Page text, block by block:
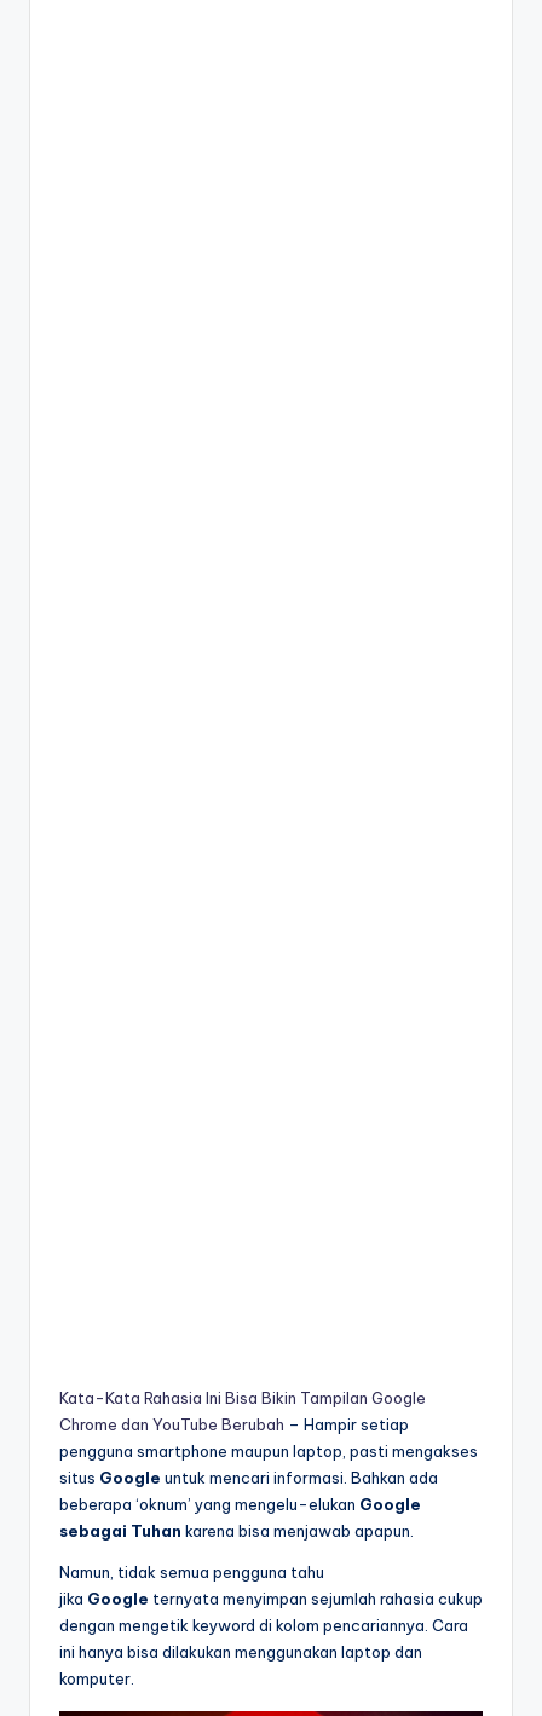
Kata-Kata Rahasia Ini Bisa Bikin Tampilan Google
Chrome dan YouTube Berubah – Hampir setiap
pengguna smartphone maupun laptop, pasti mengakses
situs Google untuk mencari informasi. Bahkan ada
beberapa ‘oknum’ yang mengelu-elukan Google
sebagai Tuhan karena bisa menjawab apapun.
Namun, tidak semua pengguna tahu
jika Google ternyata menyimpan sejumlah rahasia cukup
dengan mengetik keyword di kolom pencariannya. Cara
ini hanya bisa dilakukan menggunakan laptop dan
komputer.